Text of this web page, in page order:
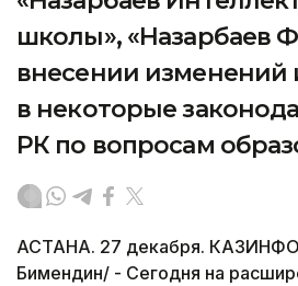
школы», «Назарбаев
внесении изменений
в некоторые
РК по вопросам
АСТАНА. 27 декабря.
Бимендин/ - Сегодня на